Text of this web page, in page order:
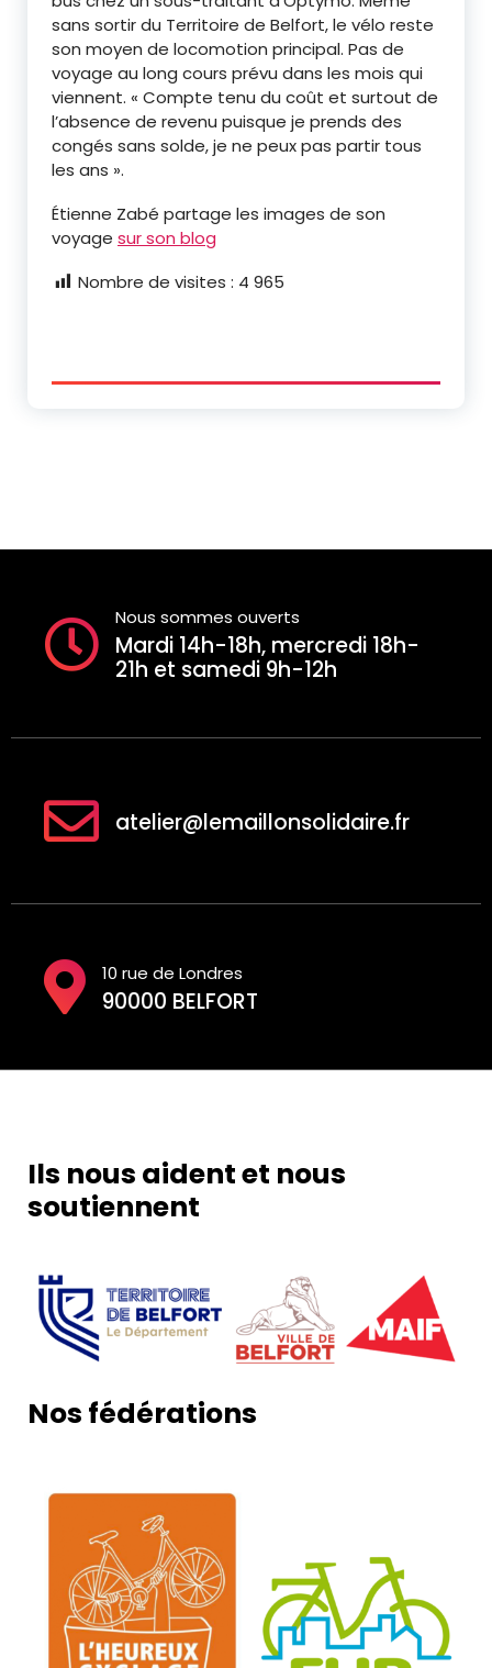
sans sortir du Territoire de Belfort, le vélo reste
son moyen de locomotion principal. Pas de
voyage au long cours prévu dans les mois qui
viennent. « Compte tenu du coût et surtout de
l’absence de revenu puisque je prends des
congés sans solde, je ne peux pas partir tous
les ans ».
Étienne Zabé partage les images de son
voyage sur son blog
Nombre de visites : 4 965
Nous sommes ouverts
Mardi 14h-18h, mercredi 18h-
21h et samedi 9h-12h
atelier@lemaillonsolidaire.fr
10 rue de Londres
90000 BELFORT
Ils nous aident et nous
soutiennent
Nos fédérations